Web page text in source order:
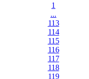
1
...
113
114
115
116
117
118
119